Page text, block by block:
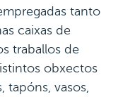
tanto
caixas de
traballos de
obxectos
tapóns, vasos,